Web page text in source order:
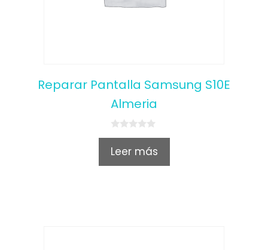
Reparar Pantalla Samsung S10E
Almeria
0
u
Leer más